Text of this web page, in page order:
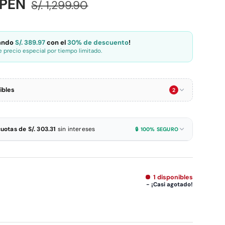
S/. 1,299.90
S/. 389.97con el30% de descuento!
precio especial por tiempo limitado.
2
· Compra mínima S/ 199.90
S/. 859.93
monto mínimo
de S/. 303.31 sin intereses 🔒 100% SEGURO
1 disponibles
- ¡Casi agotado!